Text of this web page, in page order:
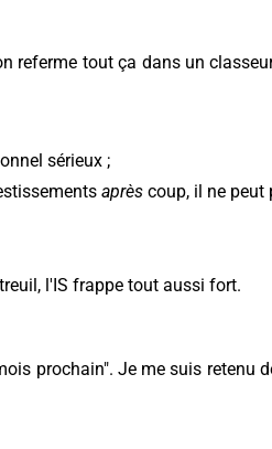
referme tout ça dans un
sérieux ;
après coup, il ne peut
l'IS frappe tout aussi fort.
prochain". Je me suis retenu